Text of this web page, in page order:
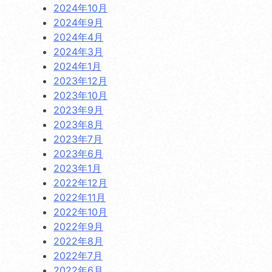
2024年10月
2024年9月
2024年4月
2024年3月
2024年1月
2023年12月
2023年10月
2023年9月
2023年8月
2023年7月
2023年6月
2023年1月
2022年12月
2022年11月
2022年10月
2022年9月
2022年8月
2022年7月